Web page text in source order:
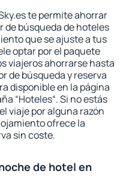
te permite ahorrar
de búsqueda de hoteles
que se ajuste a tus
optar por el paquete
viajeros ahorrarse hasta
de búsqueda y reserva
disponible en la página
“Hoteles“. Si no estás
viaje por alguna razón
ofrece la
sin coste.
de hotel en